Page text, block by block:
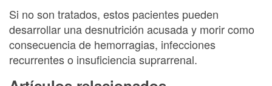
Si no son tratados, estos pacientes pueden
desarrollar una desnutrición acusada y morir como
consecuencia de hemorragias, infecciones
recurrentes o insuficiencia suprarrenal.